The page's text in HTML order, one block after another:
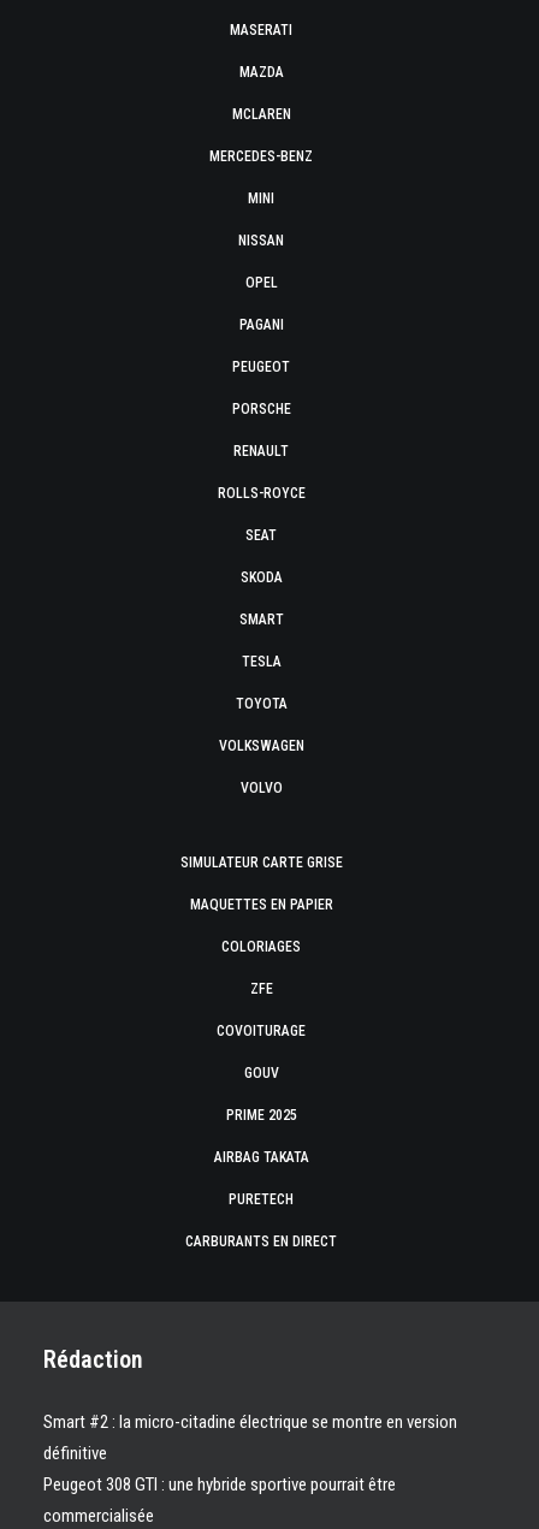
MASERATI
MAZDA
MCLAREN
MERCEDES-BENZ
MINI
NISSAN
OPEL
PAGANI
PEUGEOT
PORSCHE
RENAULT
ROLLS-ROYCE
SEAT
SKODA
SMART
TESLA
TOYOTA
VOLKSWAGEN
VOLVO
SIMULATEUR CARTE GRISE
MAQUETTES EN PAPIER
COLORIAGES
ZFE
COVOITURAGE
GOUV
PRIME 2025
AIRBAG TAKATA
PURETECH
CARBURANTS EN DIRECT
Rédaction
Smart #2 : la micro-citadine électrique se montre en version
définitive
Peugeot 308 GTI : une hybride sportive pourrait être
commercialisée